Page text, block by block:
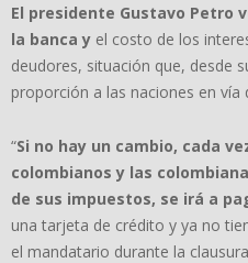
El presidente Gustavo Petro
la banca y el costo de los
deudores, situación que, desde
proporción a las naciones en vía
“Si no hay un cambio, cada
colombianos y las
de sus impuestos, se irá a
una tarjeta de crédito y ya no
el mandatario durante la